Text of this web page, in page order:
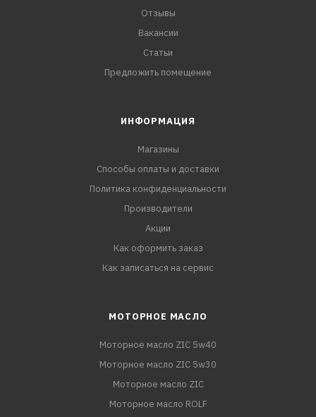
Отзывы
Вакансии
Статьи
Предложить помещение
ИНФОРМАЦИЯ
Магазины
Способы оплаты и доставки
Политика конфиденциальности
Производители
Акции
Как оформить заказ
Как записаться на сервис
МОТОРНОЕ МАСЛО
Моторное масло ZIC 5w40
Моторное масло ZIC 5w30
Моторное масло ZIC
Моторное масло ROLF